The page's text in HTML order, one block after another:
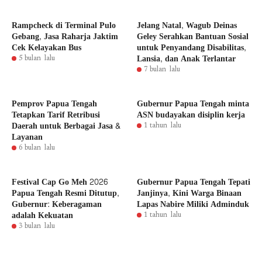
Rampcheck di Terminal Pulo
Gebang, Jasa Raharja Jaktim
Cek Kelayakan Bus
5 bulan lalu
Jelang Natal, Wagub Deinas
Geley Serahkan Bantuan Sosial
untuk Penyandang Disabilitas,
Lansia, dan Anak Terlantar
7 bulan lalu
Pemprov Papua Tengah
Tetapkan Tarif Retribusi
Daerah untuk Berbagai Jasa &
Layanan
6 bulan lalu
Gubernur Papua Tengah minta
ASN budayakan disiplin kerja
1 tahun lalu
Festival Cap Go Meh 2026
Papua Tengah Resmi Ditutup,
Gubernur: Keberagaman
adalah Kekuatan
3 bulan lalu
Gubernur Papua Tengah Tepati
Janjinya, Kini Warga Binaan
Lapas Nabire Miliki Adminduk
1 tahun lalu